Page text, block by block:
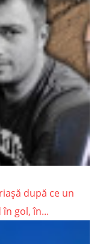
după ce un
gol, în...